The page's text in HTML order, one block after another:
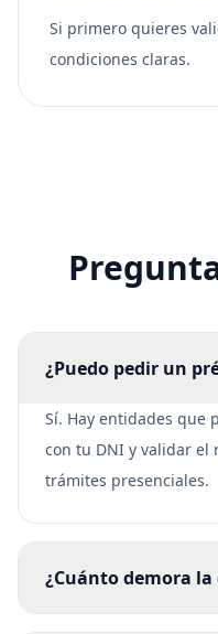
Si primero quieres
condiciones claras.
¿Puedo pedir un
Sí. Hay entidades que
con tu DNI y validar el
trámites presenciales.
¿Cuánto demora